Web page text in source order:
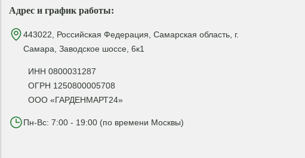
Адрес и график работы:
443022, Российская Федерация, Самарская область, г.
Самара, Заводское шоссе, 6к1
ИНН 0800031287
ОГРН 1250800005708
ООО «ГАРДЕНМАРТ24»
Пн-Вс: 7:00 - 19:00 (по времени Москвы)